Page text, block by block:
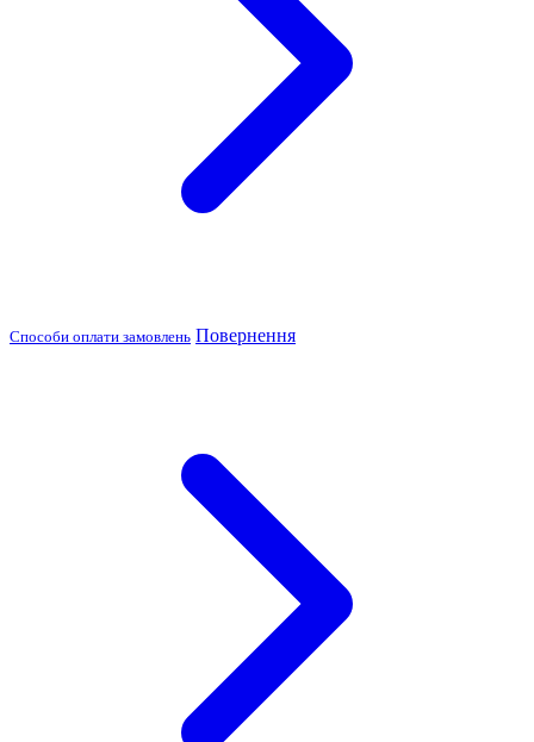
Способи оплати замовлень Повернення